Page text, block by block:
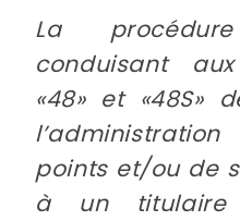
La
conduisant
«48» et «48S»
points et/ou de
à un